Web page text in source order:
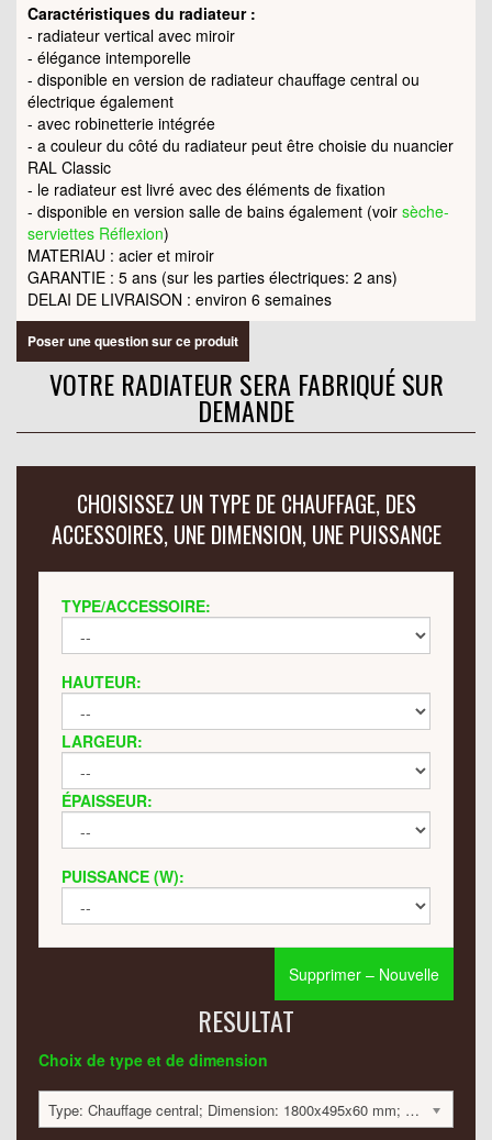
Caractéristiques du radiateur :
- radiateur vertical avec miroir
- élégance intemporelle
- disponible en version de radiateur chauffage central ou
électrique également
- avec robinetterie intégrée
- a couleur du côté du radiateur peut être choisie du nuancier
RAL Classic
- le radiateur est livré avec des éléments de fixation
- disponible en version salle de bains également (voir sèche-
serviettes Réflexion)
MATERIAU : acier et miroir
GARANTIE : 5 ans (sur les parties électriques: 2 ans)
DELAI DE LIVRAISON : environ 6 semaines
Poser une question sur ce produit
VOTRE RADIATEUR SERA FABRIQUÉ SUR
DEMANDE
CHOISISSEZ UN TYPE DE CHAUFFAGE, DES
ACCESSOIRES, UNE DIMENSION, UNE PUISSANCE
TYPE/ACCESSOIRE:
HAUTEUR:
LARGEUR:
ÉPAISSEUR:
PUISSANCE (W):
Supprimer – Nouvelle
RESULTAT
Choix de type et de dimension
Type: Chauffage central; Dimension: 1800x495x60 mm; 993 Watt:; 2394 €